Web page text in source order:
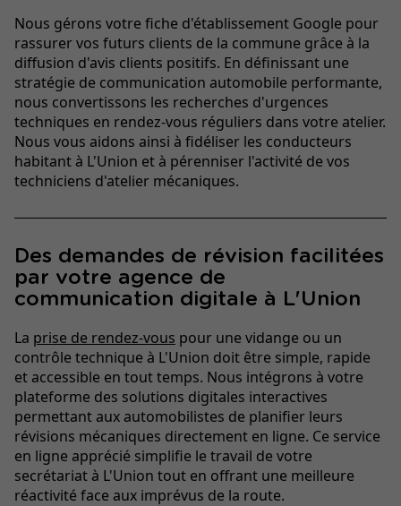
Nous gérons votre fiche d'établissement Google pour
rassurer vos futurs clients de la commune grâce à la
diffusion d'avis clients positifs. En définissant une
stratégie de communication automobile performante,
nous convertissons les recherches d'urgences
techniques en rendez-vous réguliers dans votre atelier.
Nous vous aidons ainsi à fidéliser les conducteurs
habitant à L'Union et à pérenniser l'activité de vos
techniciens d'atelier mécaniques.
Des demandes de révision facilitées
par votre agence de
communication digitale à L'Union
La prise de rendez-vous pour une vidange ou un
contrôle technique à L'Union doit être simple, rapide
et accessible en tout temps. Nous intégrons à votre
plateforme des solutions digitales interactives
permettant aux automobilistes de planifier leurs
révisions mécaniques directement en ligne. Ce service
en ligne apprécié simplifie le travail de votre
secrétariat à L'Union tout en offrant une meilleure
réactivité face aux imprévus de la route.